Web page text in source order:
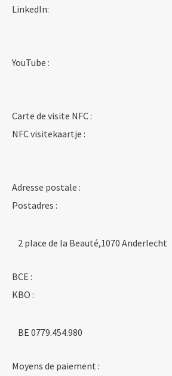
LinkedIn:
YouTube :
Carte de visite NFC :
NFC visitekaartje :
Adresse postale :
Postadres :
2 place de la Beauté,1070 Anderlecht
BCE :
KBO :
BE 0779.454.980
Moyens de paiement :